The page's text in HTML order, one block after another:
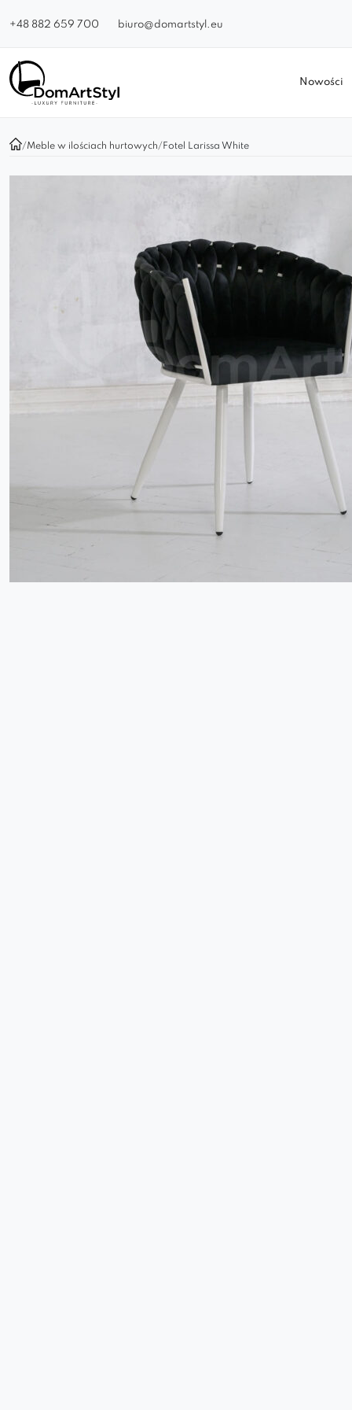
+48 882 659 700 biuro@domartstyl.eu
Nowości
/Meble w ilościach hurtowych/ Fotel Larissa White